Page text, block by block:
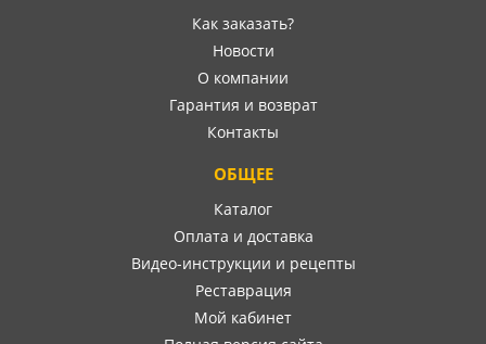
Как заказать?
Новости
О компании
Гарантия и возврат
Контакты
ОБЩЕЕ
Каталог
Оплата и доставка
Видео-инструкции и рецепты
Реставрация
Мой кабинет